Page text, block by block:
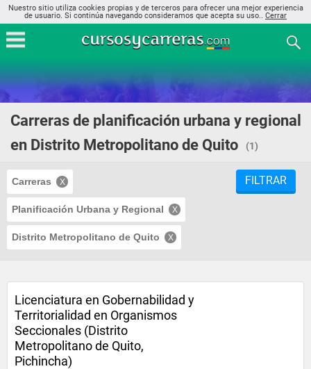
Nuestro sitio utiliza cookies propias y de terceros para ofrecer una mejor experiencia
de usuario. Si continúa navegando consideramos que acepta su uso.. Cerrar
Carreras de planificación urbana y regional
en Distrito Metropolitano de Quito
(1)
Carreras
Planificación Urbana y Regional
Distrito Metropolitano de Quito
FILTRAR
Licenciatura en Gobernabilidad y
Territorialidad en Organismos
Seccionales (Distrito
Metropolitano de Quito,
Pichincha)